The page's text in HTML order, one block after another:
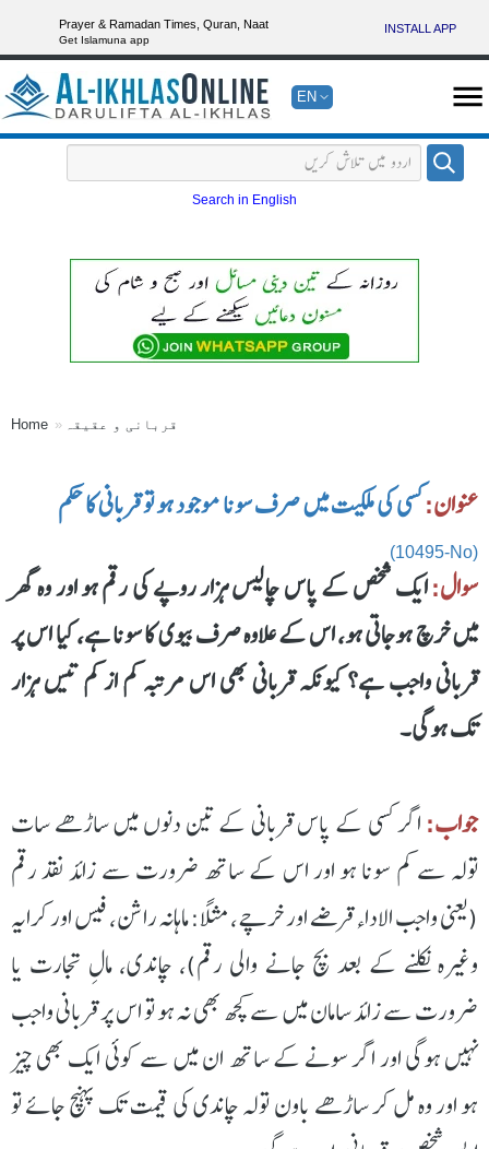
Prayer & Ramadan Times, Quran, Naat
Get Islamuna app
INSTALL APP
EN
Search in English
Home قربانی و عقیقہ
عنوان:کسی کی ملکیت میں صرف سونا موجود ہو تو قربانی کا حکم
(10495-No)
سوال:ایک شخص کے پاس چالیس ہزار روپے کی رقم ہو اور وہ گھر
میں خرچ ہوجاتی ہو، اس کے علاوہ صرف بیوی کا سونا ہے، کیا اس پر
قربانی واجب ہے؟ کیونکہ قربانی بھی اس مرتبہ کم از کم تیس ہزار
تک ہوگی۔
جواب:اگر کسی کے پاس قربانی کے تین دنوں میں ساڑھے سات
تولہ سے کم سونا ہو اور اس کے ساتھ ضرورت سے زائد نقد رقم
(یعنی واجب الاداء قرضے اور خرچے، مثلاً: ماہانہ راشن، فیس اور کرایہ
وغیرہ نکلنے کے بعد بچ جانے والی رقم)، چاندی، مالِ تجارت یا
ضرورت سے زائد سامان میں سے کچھ بھی نہ ہو تو اس پر قربانی واجب
نہیں ہوگی اور اگر سونے کے ساتھ ان میں سے کوئی ایک بھی چیز
ہو اور وہ مل کر ساڑھے باون تولہ چاندی کی قیمت تک پہنچ جائے تو